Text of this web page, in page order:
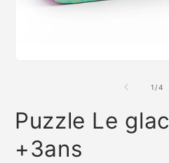
une
fenêtre
modale
1 /de
4
Puzzle Le
+3ans